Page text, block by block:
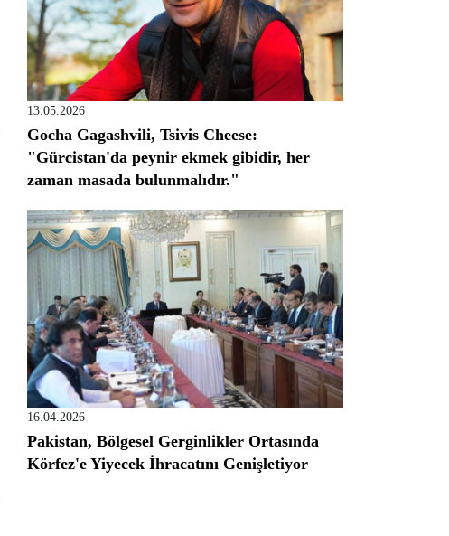
13.05.2026
Gocha Gagashvili, Tsivis Cheese:
"Gürcistan'da peynir ekmek gibidir, her
zaman masada bulunmalıdır."
16.04.2026
Pakistan, Bölgesel Gerginlikler Ortasında
Körfez'e Yiyecek İhracatını Genişletiyor